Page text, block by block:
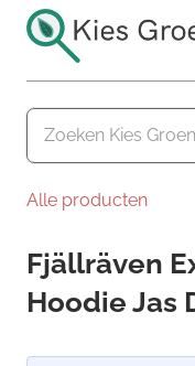
naar
inhoudKies
Groener
Alle producten
Fjällräven
Hoodie Jas